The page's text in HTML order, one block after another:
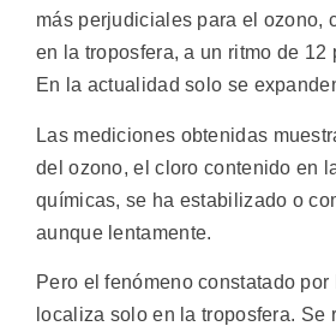
más perjudiciales para el ozono,
en la troposfera, a un ritmo de 12
En la actualidad solo se
Las mediciones obtenidas
del ozono, el cloro contenido en
químicas, se ha estabilizado o
aunque lentamente.
Pero el fenómeno constatado
localiza solo en la troposfera. Se